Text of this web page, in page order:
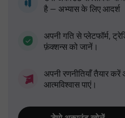
है — अभ्यास के लिए आदर्श
अपनी गति से प्लेटफॉर्म,
फ़ंक्शन्स को जानें।
अपनी रणनीतियाँ तैयार
आत्मविश्वास पाएं।